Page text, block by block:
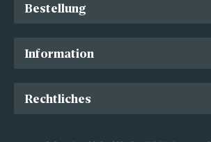
Bestellung
Information
Rechtliches